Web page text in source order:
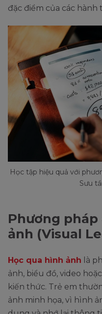
đặc điểm của các
Học tập hiệu quả với
Sưu
Phương
ảnh (Visual
Học qua hình ảnh là
ảnh, biểu đồ, video
kiến thức. Trẻ em
ảnh minh họa, vì hình